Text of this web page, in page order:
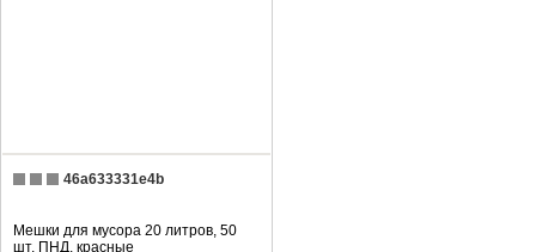
46a633331e4b
Мешки для мусора 20 литров, 50
шт, ПНД, красные